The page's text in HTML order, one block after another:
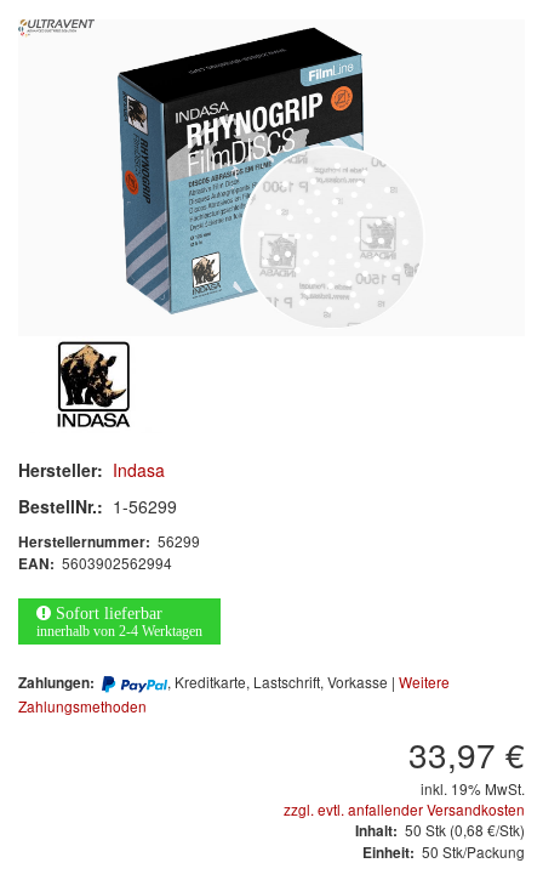
Schleif-Handpads
Zubehör/Hilfsmittel
Kleben & Beschichten
Abdecken
Spachteln
Lackieren
Polieren
Malerbedarf & Zubehör
Reinigen
Arbeitsschutz
Luftfilter
Restposten
Hersteller: Indasa
BestellNr.: 1-56299
Herstellernummer: 56299
EAN: 5603902562994
Sofort lieferbar
innerhalb von 2-4 Werktagen
Zahlungen: , Kreditkarte, Lastschrift, Vorkasse | Weitere
Zahlungsmethoden
33,97 €
inkl. 19% MwSt.
zzgl. evtl. anfallender Versandkosten
Inhalt: 50 Stk (0,68 €/Stk)
Einheit: 50 Stk/Packung